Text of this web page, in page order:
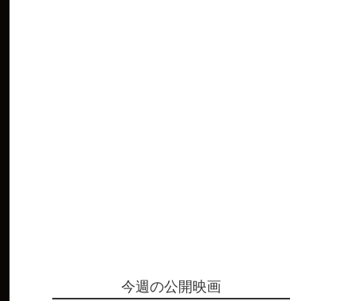
今週の公開映画